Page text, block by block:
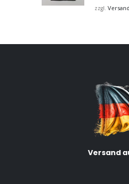
zzgl. Versand
Versand